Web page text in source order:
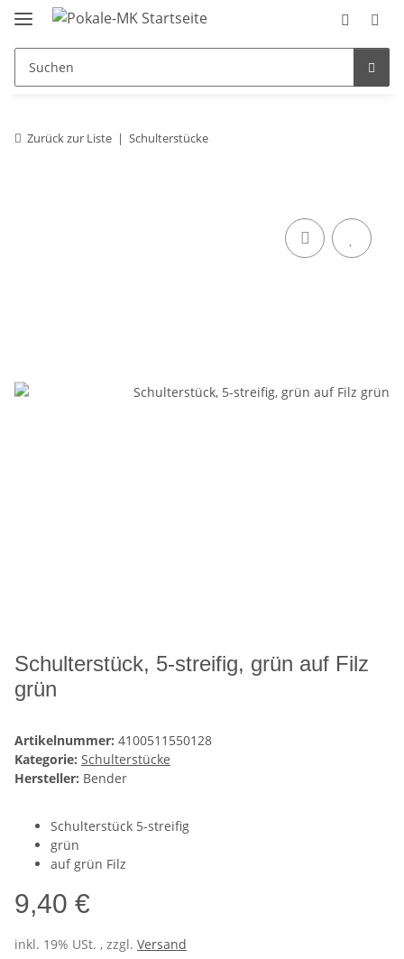
Zurück zur Liste Schulterstücke
Schulterstück, 5-streifig, grün auf Filz
grün
Artikelnummer: 4100511550128
Kategorie: Schulterstücke
Hersteller: Bender
Schulterstück 5-streifig
grün
auf grün Filz
9,40 €
inkl. 19% USt. , zzgl. Versand